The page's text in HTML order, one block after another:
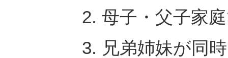
母子・父子家
兄弟姉妹が同